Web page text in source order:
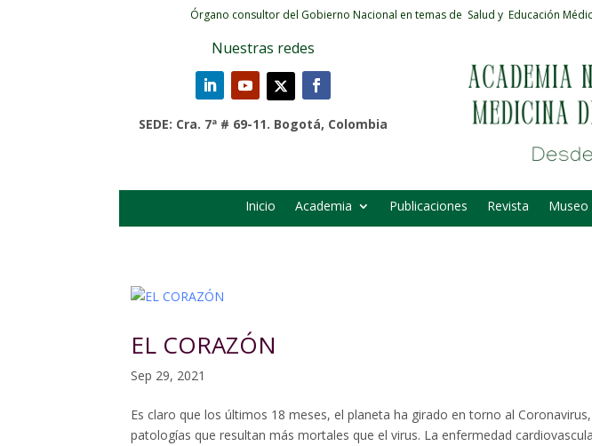
Órgano consultor del Gobierno Nacional en temas de Salud y Educación
Nuestras redes
SEDE: Cra. 7ª # 69-11. Bogotá, Colombia
Inicio Academia Publicaciones Revista Museo
EL CORAZÓN
Sep 29, 2021
Es claro que los últimos 18 meses, el planeta ha girado en torno al
patologías que resultan más mortales que el virus. La enfermedad